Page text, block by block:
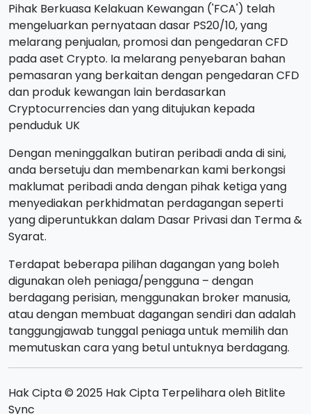
Pihak Berkuasa Kelakuan Kewangan ('FCA') telah
mengeluarkan pernyataan dasar PS20/10, yang
melarang penjualan, promosi dan pengedaran CFD
pada aset Crypto. Ia melarang penyebaran bahan
pemasaran yang berkaitan dengan pengedaran CFD
dan produk kewangan lain berdasarkan
Cryptocurrencies dan yang ditujukan kepada
penduduk UK
Dengan meninggalkan butiran peribadi anda di sini,
anda bersetuju dan membenarkan kami berkongsi
maklumat peribadi anda dengan pihak ketiga yang
menyediakan perkhidmatan perdagangan seperti
yang diperuntukkan dalam Dasar Privasi dan Terma &
Syarat.
Terdapat beberapa pilihan dagangan yang boleh
digunakan oleh peniaga/pengguna – dengan
berdagang perisian, menggunakan broker manusia,
atau dengan membuat dagangan sendiri dan adalah
tanggungjawab tunggal peniaga untuk memilih dan
memutuskan cara yang betul untuknya berdagang.
Hak Cipta © 2025 Hak Cipta Terpelihara oleh Bitlite
Sync